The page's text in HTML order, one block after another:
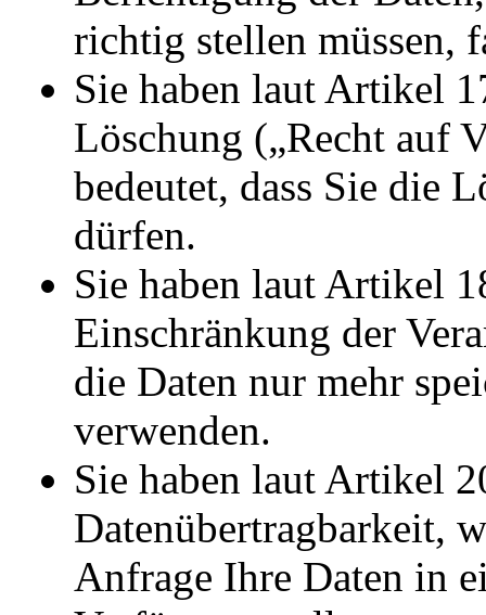
richtig stellen müssen,
Sie haben laut Artikel
Löschung („Recht auf
bedeutet, dass Sie die
dürfen.
Sie haben laut Artikel
Einschränkung der
die Daten nur mehr
verwenden.
Sie haben laut Artikel
Datenübertragbarkeit,
Anfrage Ihre Daten in